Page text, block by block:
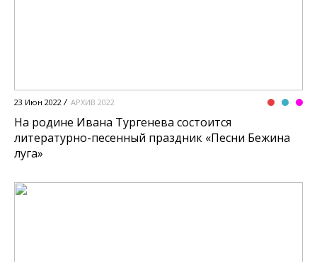
23 Июн 2022 АРХИВ 2022
На родине Ивана Тургенева состоится
литературно-песенный праздник «Песни Бежина
луга»